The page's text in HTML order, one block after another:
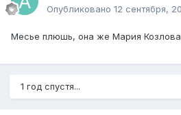
Опубликовано 12 сентября,
Месье плюшь, она же Мария Козлова
1 год спустя...